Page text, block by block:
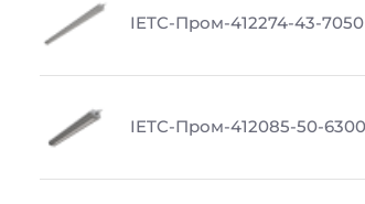
IETC-Пром-412274-43-
IETC-Пром-412085-50-